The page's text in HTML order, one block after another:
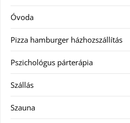
Óvoda
Pizza hamburger házhozszállítás
Pszichológus párterápia
Szállás
Szauna